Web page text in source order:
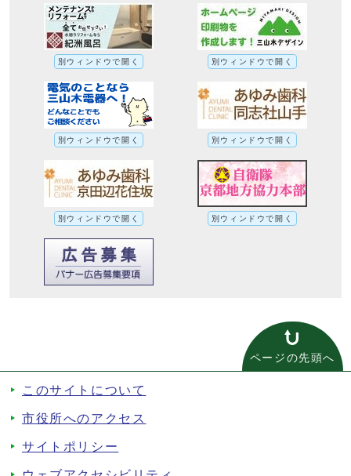
別ウィンドウで開く 別ウィンドウで開く
別ウィンドウで開く 別ウィンドウで開く
別ウィンドウで開く 別ウィンドウで開く
ページの先頭へ
このサイトについて
市役所へのアクセス
サイトポリシー